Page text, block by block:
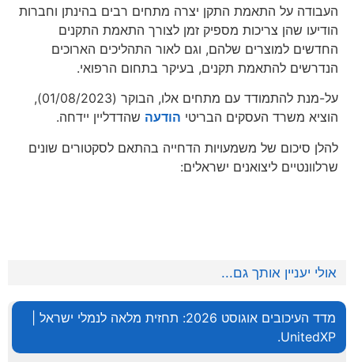
העבודה על התאמת התקן יצרה מתחים רבים בהינתן וחברות
הודיעו שהן צריכות מספיק זמן לצורך התאמת התקנים
החדשים למוצרים שלהם, וגם לאור התהליכים הארוכים
הנדרשים להתאמת תקנים, בעיקר בתחום הרפואי.
על-מנת להתמודד עם מתחים אלו, הבוקר (01/08/2023),
הוציא משרד העסקים הבריטי הודעה שהדדליין יידחה.
להלן סיכום של משמעויות הדחייה בהתאם לסקטורים שונים
שרלוונטיים ליצואנים ישראלים:
אולי יעניין אותך גם...
מדד העיכובים אוגוסט 2026: תחזית מלאה לנמלי ישראל |
UnitedXP.